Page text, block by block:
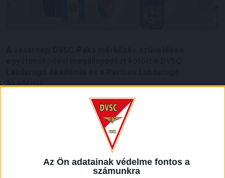
Az Ön adatainak védelme fontos a
számunkra
Az aláírási ceremónián a vendégeket Kereskényi Gábor,
Szatmárnémeti polgármestere, Veres Norbert, a Partium
Labdarugó Akadémia elnöke, Szabó Lajos, a Partium
Labdarugó Akadémia operatív igazgatója, Csik Tibor, a
Partium Labdarugó Akadémia szakmai igazgatója, Csik Márk,
a Partium Labdarugó Akadémia sportmenedzsere, Muresan
István, az Olimpia VSK klubelnöke, valamint Botos Sándor,